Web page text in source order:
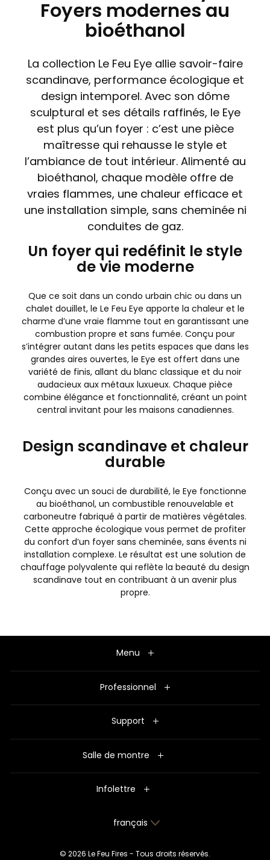
Foyers modernes au
bioéthanol
La collection Le Feu Eye allie savoir-faire
scandinave, performance écologique et
design intemporel. Avec son dôme
sculptural et ses détails raffinés, le Eye
est plus qu’un foyer : c’est une pièce
maîtresse qui rehausse le style et
l’ambiance de tout intérieur. Alimenté au
bioéthanol, chaque modèle offre de
vraies flammes, une chaleur efficace et
une installation simple, sans cheminée ni
conduites de gaz.
Un foyer qui redéfinit le style
de vie moderne
Que ce soit dans un condo urbain chic ou dans un
chalet douillet, le Le Feu Eye apporte la chaleur et le
charme d’une vraie flamme tout en garantissant une
combustion propre et sans fumée. Conçu pour
s’intégrer autant dans les petits espaces que dans les
grandes aires ouvertes, le Eye est offert dans une
variété de finis, allant du blanc classique et du noir
audacieux aux métaux luxueux. Chaque pièce
combine élégance et fonctionnalité, créant un point
central invitant pour les maisons canadiennes.
Design scandinave et chaleur
durable
Conçu avec un souci de durabilité, le Eye fonctionne
au bioéthanol, un combustible renouvelable et
carboneutre fabriqué à partir de matières végétales.
Cette approche écologique vous permet de profiter
du confort d’un foyer sans cheminée, sans évents ni
installation complexe. Le résultat est une solution de
chauffage polyvalente qui reflète la beauté du design
scandinave tout en contribuant à un avenir plus
propre.
Menu
Professionnel
Support
Salle de montre
Infolettre
Langue
français
© 2026 Le Feu Fires - Tous droits réservés.